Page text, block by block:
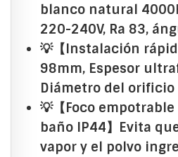
blanco natural
220-240V, Ra 83,
💡【Instalación
98mm, Espesor
Diámetro del orificio
💡【Foco
baño IP44】Evita
vapor y el polvo